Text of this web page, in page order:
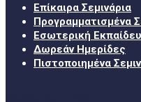
Επίκαιρα Σεμινάρια
Προγραμματισμένα
Εσωτερική
Δωρεάν Ημερίδες
Πιστοποιημένα